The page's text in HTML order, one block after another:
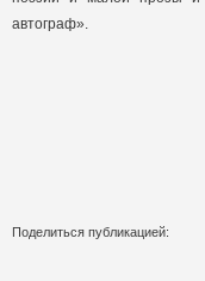
автограф».
Поделиться публикацией: